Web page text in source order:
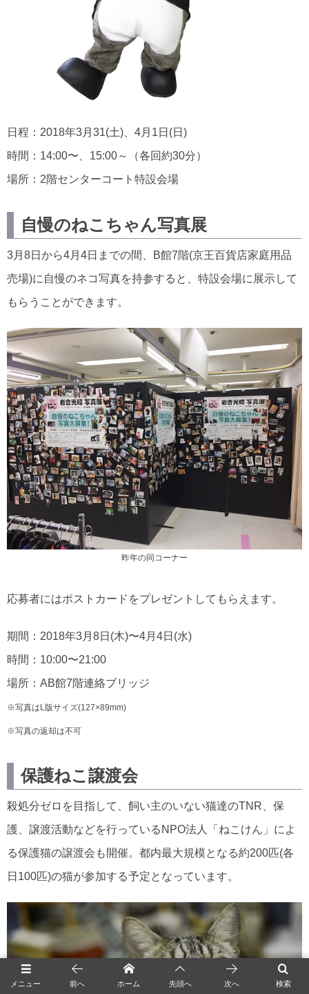
日程：2018年3月31(土)、4月1日(日)
時間：14:00〜、15:00～（各回約30分）
場所：2階センターコート特設会場
自慢のねこちゃん写真展
3月8日から4月4日までの間、B館7階(京王百貨店家庭用品
売場)に自慢のネコ写真を持参すると、特設会場に展示して
もらうことができます。
昨年の同コーナー
応募者にはポストカードをプレゼントしてもらえます。
期間：2018年3月8日(木)〜4月4日(水)
時間：10:00〜21:00
場所：AB館7階連絡ブリッジ
※写真はL版サイズ(127×89mm)
※写真の返却は不可
保護ねこ譲渡会
殺処分ゼロを目指して、飼い主のいない猫達のTNR、保
護、譲渡活動などを行っているNPO法人「ねこけん」によ
る保護猫の譲渡会も開催。都内最大規模となる約200匹(各
日100匹)の猫が参加する予定となっています。
メニュー 検索
前へ ホーム 先頭へ 次へ